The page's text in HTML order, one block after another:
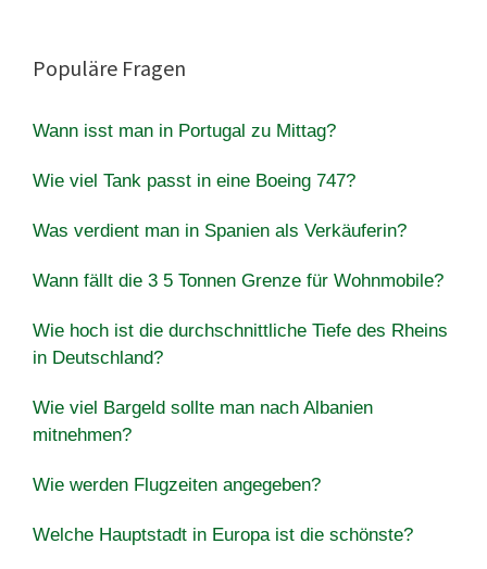
Populäre Fragen
Wann isst man in Portugal zu Mittag?
Wie viel Tank passt in eine Boeing 747?
Was verdient man in Spanien als Verkäuferin?
Wann fällt die 3 5 Tonnen Grenze für Wohnmobile?
Wie hoch ist die durchschnittliche Tiefe des Rheins
in Deutschland?
Wie viel Bargeld sollte man nach Albanien
mitnehmen?
Wie werden Flugzeiten angegeben?
Welche Hauptstadt in Europa ist die schönste?